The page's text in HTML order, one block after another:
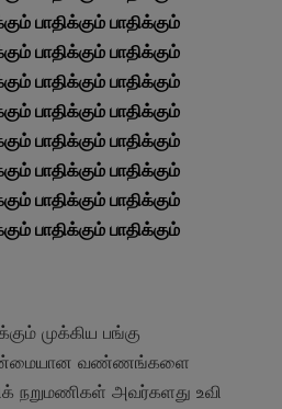
பாதிக்கும் பாதிக்கும்
பாதிக்கும் பாதிக்கும்
பாதிக்கும் பாதிக்கும்
பாதிக்கும் பாதிக்கும்
பாதிக்கும் பாதிக்கும்
பாதிக்கும் பாதிக்கும்
பாதிக்கும் பாதிக்கும்
பாதிக்கும் பாதிக்கும்
முக்கிய பங்கு
வண்ணங்களை
நறுமணிகள் அவர்களது உவி